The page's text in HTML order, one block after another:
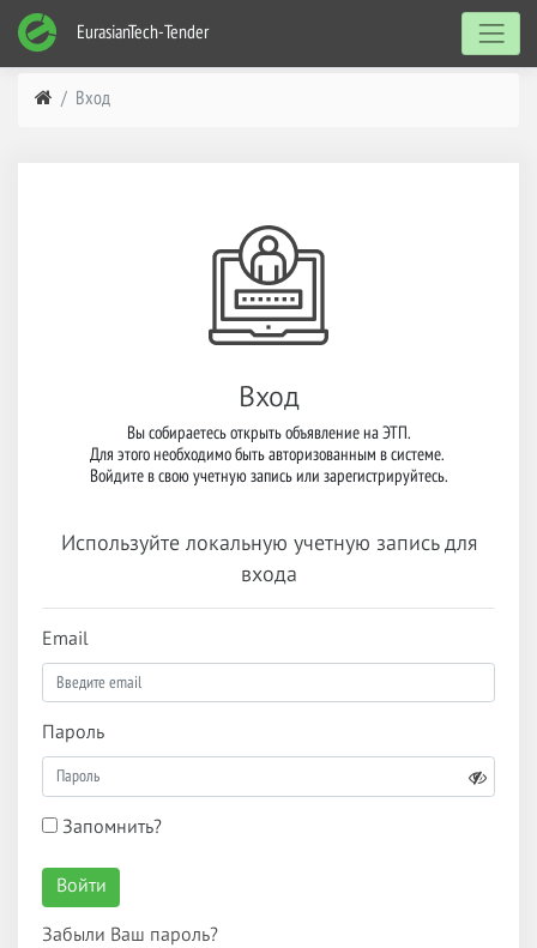
EurasianTech-Tender
Вход
Вход
Вы собираетесь открыть объявление на ЭТП.
Для этого необходимо быть авторизованным в системе.
Войдите в свою учетную запись или зарегистрируйтесь.
Используйте локальную учетную запись для
входа
Email
Пароль
Запомнить?
Войти
Забыли Ваш пароль?